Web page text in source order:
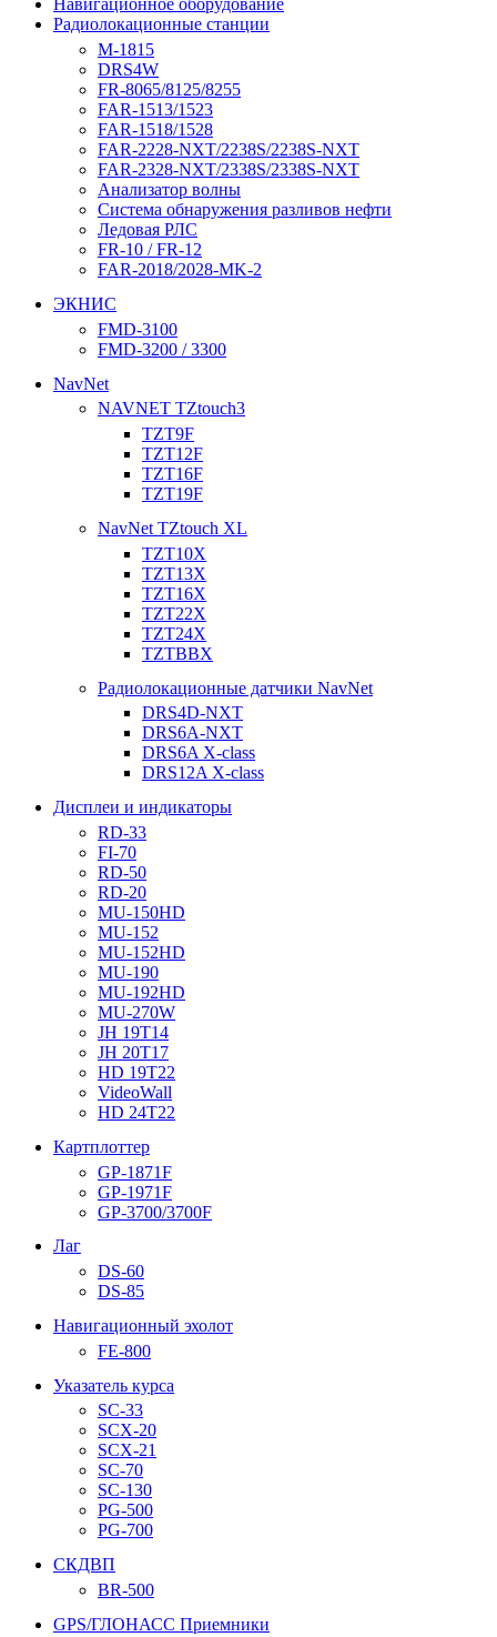
Навигационное оборудование
Радиолокационные станции
M-1815
DRS4W
FR-8065/8125/8255
FAR-1513/1523
FAR-1518/1528
FAR-2228-NXT/2238S/2238S-NXT
FAR-2328-NXT/2338S/2338S-NXT
Анализатор волны
Система обнаружения разливов нефти
Ледовая РЛС
FR-10 / FR-12
FAR-2018/2028-MK-2
ЭКНИС
FMD-3100
FMD-3200 / 3300
NavNet
NAVNET TZtouch3
TZT9F
TZT12F
TZT16F
TZT19F
NavNet TZtouch XL
TZT10X
TZT13X
TZT16X
TZT22X
TZT24X
TZTBBX
Радиолокационные датчики NavNet
DRS4D-NXT
DRS6A-NXT
DRS6A X-class
DRS12A X-class
Дисплеи и индикаторы
RD-33
FI-70
RD-50
RD-20
MU-150HD
MU-152
MU-152HD
MU-190
MU-192HD
MU-270W
JH 19T14
JH 20T17
HD 19T22
VideoWall
HD 24T22
Картплоттер
GP-1871F
GP-1971F
GP-3700/3700F
Лаг
DS-60
DS-85
Навигационный эхолот
FE-800
Указатель курса
SC-33
SCX-20
SCX-21
SC-70
SC-130
PG-500
PG-700
СКДВП
BR-500
GPS/ГЛОНАСС Приемники